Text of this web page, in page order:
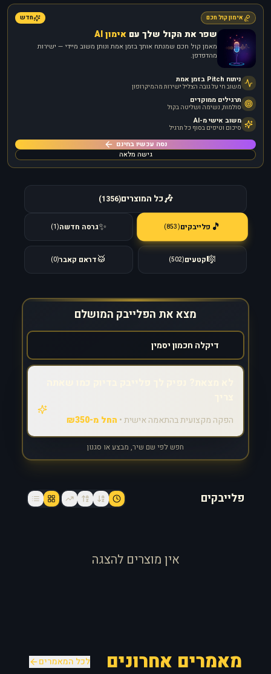
אימון קול חכם חדש
שפר את הקול שלך עם אימון AI
מאמן קול חכם שמנתח אותך בזמן אמת ונותן משוב מיידי — ישירות
מהדפדפן.
ניתוח Pitch בזמן אמת
משוב חי על גובה הצליל ישירות מהמיקרופון
תרגילים ממוקדים
סולמות, נשימה ושליטה בקול
משוב אישי מ-AI
סיכום וטיפים בסוף כל תרגיל
נסה עכשיו בחינם
גישה מלאה
🎶כל המוצרים(
1356
)
🎵 פלייבקים(
853
)
✨גרסה חדשה(
1
)
🎼קטעים(
502
)
🥁דראם קאבר(
0
)
מצא את הפלייבק המושלם
הפקה מקצועית בהתאמה אישית • החל מ-₪350
חפש לפי שם שיר, מבצע או סגנון
פלייבקים
אין מוצרים להצגה
מאמרים אחרונים לכל המאמרים